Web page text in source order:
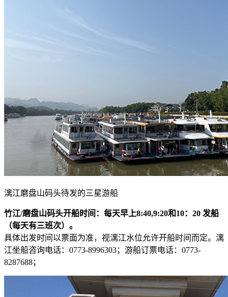
漓江磨盘山码头待发的三星游船
竹江/磨盘山码头开船时间：每天早上8:40,9:20和10：20 发船
（每天有三班次）。
具体出发时间以票面为准，视漓江水位允许开船时间而定。漓
江坐船咨询电话：0773-8996303；游船订票电话：0773-
8287688；